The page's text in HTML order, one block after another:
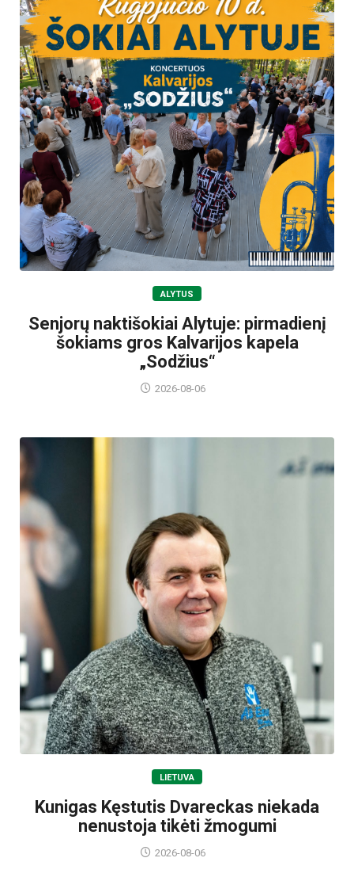
ALYTUS
Senjorų naktišokiai Alytuje: pirmadienį
šokiams gros Kalvarijos kapela
„Sodžius“
2026-08-06
LIETUVA
Kunigas Kęstutis Dvareckas niekada
nenustoja tikėti žmogumi
2026-08-06